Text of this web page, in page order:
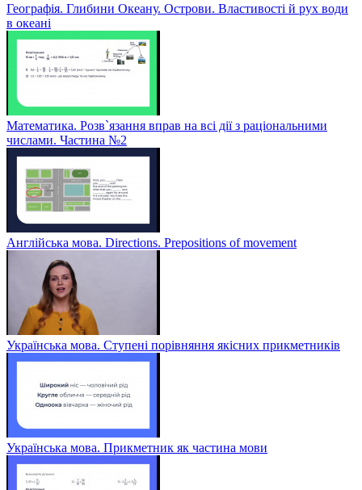
Географія. Глибини Океану. Острови. Властивості й рух води
в океані
Математика. Розв`язання вправ на всі дії з раціональними
числами. Частина №2
Англійська мова. Directions. Prepositions of movement
Українська мова. Ступені порівняння якісних прикметників
Українська мова. Прикметник як частина мови